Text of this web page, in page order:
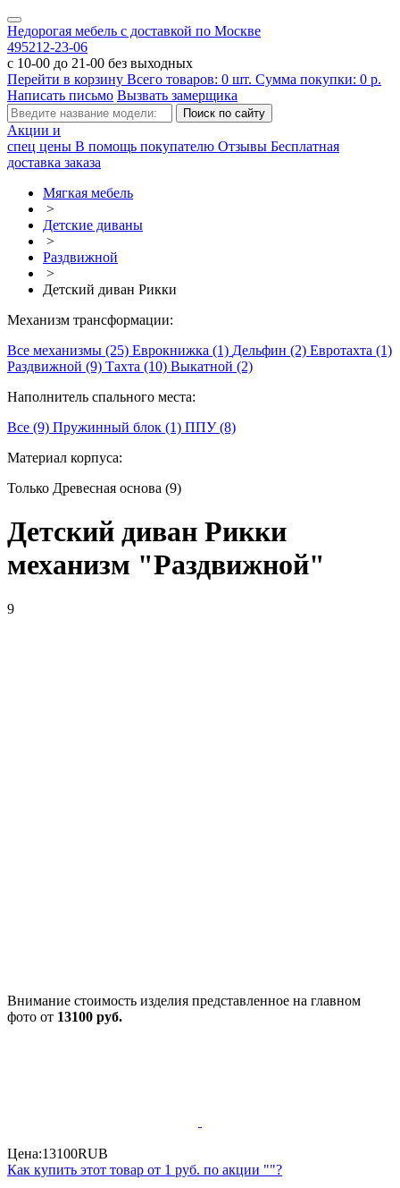
Недорогая мебель с доставкой по Москве
495212-23-06
с 10-00 до 21-00 без выходных
Перейти в корзину Всего товаров: 0 шт. Сумма покупки: 0 р.
Написать письмо Вызвать замерщика
Акции и
спец цены В помощь покупателю Отзывы Бесплатная
доставка заказа
Мягкая мебель
>
Детские диваны
>
Раздвижной
>
Детский диван Рикки
Механизм трансформации:
Все механизмы (25) Еврокнижка (1) Дельфин (2) Евротахта (1)
Раздвижной (9) Тахта (10) Выкатной (2)
Наполнитель спального места:
Все (9) Пружинный блок (1) ППУ (8)
Материал корпуса:
Только Древесная основа (9)
Детский диван Рикки
механизм "Раздвижной"
9
Внимание стоимость изделия представленное на главном
фото от 13100 руб.
Цена:13100RUB
Как купить этот товар от 1 руб. по акции ""?